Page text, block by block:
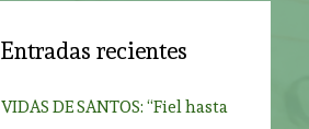
Entradas recientes
VIDAS DE SANTOS: “Fiel hasta